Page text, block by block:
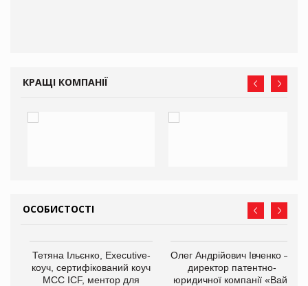
КРАЩІ КОМПАНІЇ
ОСОБИСТОСТІ
Тетяна Ільєнко, Executive-
коуч, сертифікований коуч
МСС ICF, ментор для
Олег Андрійович Івченко —
директор патентно-
юридичної компанії «Вайз